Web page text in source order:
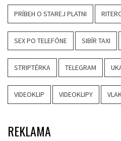
PRÍBEH O STAREJ PLATNI
SEX PO TELEFÓNE SIBÍR TAXI
STRIPTÉRKA TELEGRAM
VIDEOKLIP VIDEOKLIPY
REKLAMA